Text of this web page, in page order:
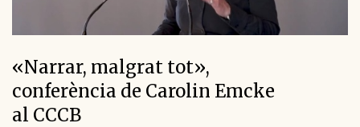
«Narrar, malgrat tot»,
conferència de Carolin Emcke
al CCCB